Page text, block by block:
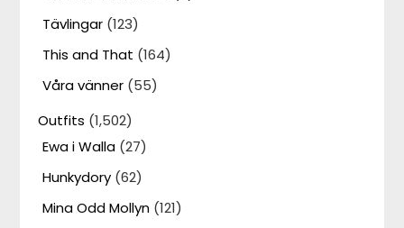
Tävlingar (123)
This and That (164)
Våra vänner (55)
Outfits (1,502)
Ewa i Walla (27)
Hunkydory (62)
Mina Odd Mollyn (121)